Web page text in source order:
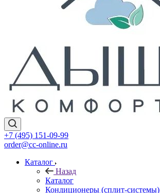
+7 (495) 151-09-99
order@cc-online.ru
Каталог
Назад
Каталог
Кондиционеры (сплит-системы)